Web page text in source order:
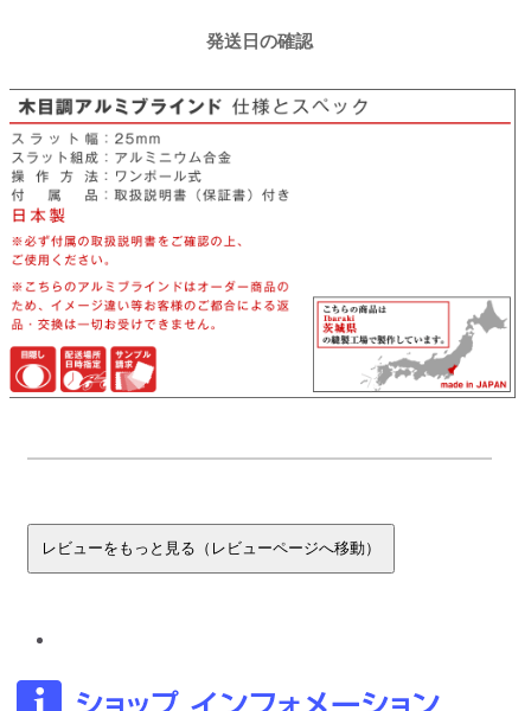
発送日の確認